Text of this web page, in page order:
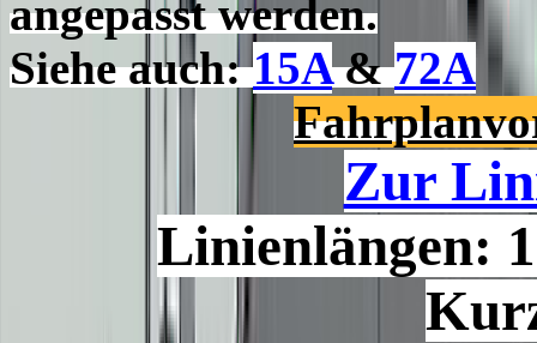
angepasst werden.
Siehe auch:15A&72A
Zur
Linienlängen: